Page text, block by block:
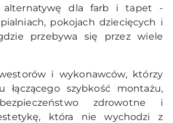
alternatywę dla farb i tapet -
pokojach dziecięcych i
przebywa się przez wiele
i wykonawców, którzy
łączącego szybkość montażu,
zdrowotne i
która nie wychodzi z